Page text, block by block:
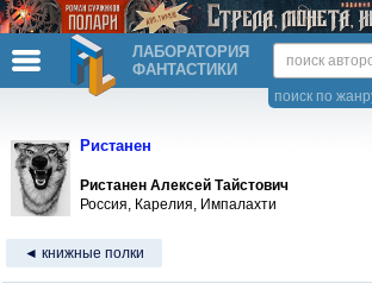
ЛАБОРАТОРИЯ
ФАНТАСТИКИ
поиск по
Ристанен
Ристанен Алексей Тайстович
Россия, Карелия, Импалахти
◄ книжные полки